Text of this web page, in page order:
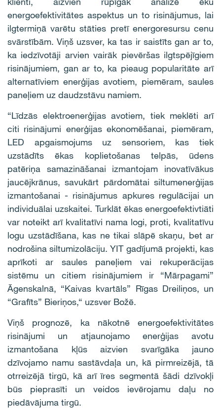
energoefektivitātes aspektus un to risinājumus, lai
ilgtermiņā varētu stāties pretī energoresursu cenu
svārstībām. Viņš uzsver, ka tas ir saistīts gan ar to,
ka iedzīvotāji arvien vairāk pievēršas ilgtspējīgiem
risinājumiem, gan ar to, ka pieaug popularitāte arī
alternatīviem enerģijas avotiem, piemēram, saules
paneļiem uz daudzstāvu namiem.
“Līdzās elektroenerģijas avotiem, tiek meklēti arī
citi risinājumi enerģijas ekonomēšanai, piemēram,
LED apgaismojums uz sensoriem, kas tiek
uzstādīts ēkas koplietošanas telpās, ūdens
patēriņa samazināšanai izmantojam inovatīvākus
jaucējkrānus, savukārt pārdomātai siltumenerģijas
izmantošanai - risinājumus apkures regulācijai un
individuālai uzskaitei. Turklāt ēkas energoefektivtiāti
var noteikt arī kvalitatīvi nama logi, proti, kvalitatīvu
logu uzstādīšana, kas ne tikai slāpē skaņu, bet ar
nodrošina siltumizolāciju. YIT gadījumā projekti, kas
aprīkoti ar saules paneļiem vai rekuperācijas
sistēmu un citiem risinājumiem ir “Mārpagami”
Āgenskalnā, “Kaivas kvartāls” Rīgas Dreiliņos, un
“Grafīts” Bieriņos,“ uzsver Božē.
Viņš prognozē, ka nākotnē energoefektivitātes
risinājumi un atjaunojamo enerģijas avotu
izmantošana kļūs aizvien svarīgāka jauno
dzīvojamo namu sastāvdaļa un, kā pirmreizējā, tā
otrreizējā tirgū, kā arī īres segmentā šādi dzīvokļi
būs pieprasīti un veidos ievērojamu daļu no
piedāvājuma tirgū.